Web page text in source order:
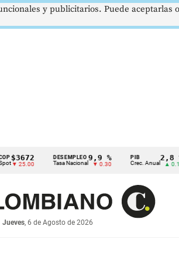
DESEMPLEO
Tasa Nacional
9,9 %
▼ 0.30
PIB
Crec. Anual
2,8 %
▲ 0.10
Jueves, 6 de Agosto de 2026
y publicitarios. Puede aceptarlas